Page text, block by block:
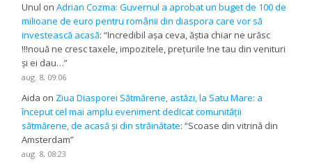
Unul onAdrian Cozma: Guvernul a aprobat un buget de 100 de
milioane de euro pentru românii din diaspora care vor să
investească acasă: “Incredibil așa ceva, ăștia chiar ne urăsc
!!!nouă ne cresc taxele, impozitele, prețurile !ne tau din venituri
și ei dau…”
aug. 8, 09:06
Aida on Ziua Diasporei Sătmărene, astăzi, la Satu Mare: a
început cel mai amplu eveniment dedicat comunității
sătmărene, de acasă și din străinătate: “Scoase din vitrină din
Amsterdam”
aug. 8, 08:23